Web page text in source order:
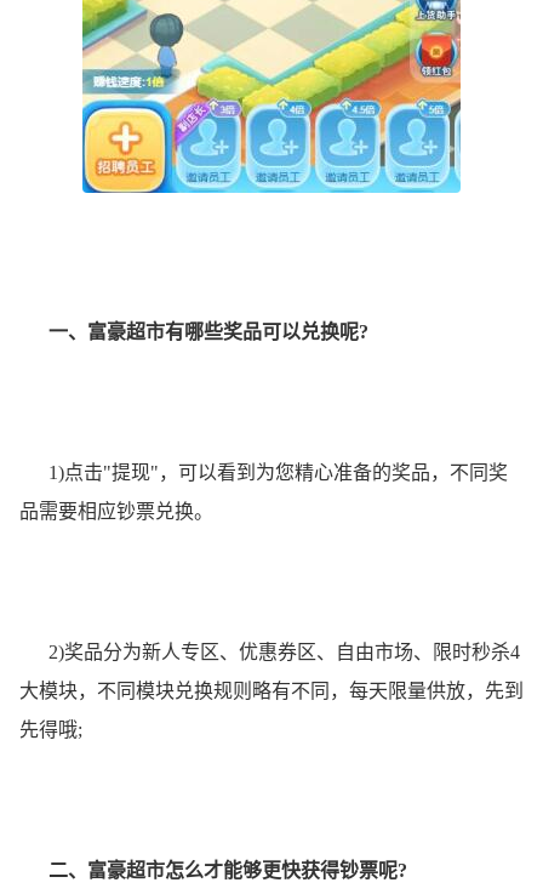
一、富豪超市有哪些奖品可以兑换呢?
1)点击"提现"，可以看到为您精心准备的奖品，不同奖
品需要相应钞票兑换。
2)奖品分为新人专区、优惠券区、自由市场、限时秒杀4
大模块，不同模块兑换规则略有不同，每天限量供放，先到
先得哦;
二、富豪超市怎么才能够更快获得钞票呢?